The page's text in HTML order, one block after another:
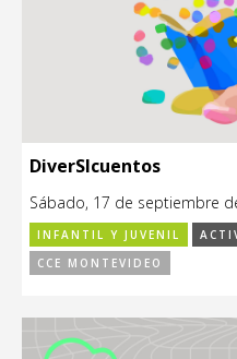
DiverSIcuentos
Sábado, 17 de septiembre
INFANTIL Y JUVENIL
CCE MONTEVIDEO